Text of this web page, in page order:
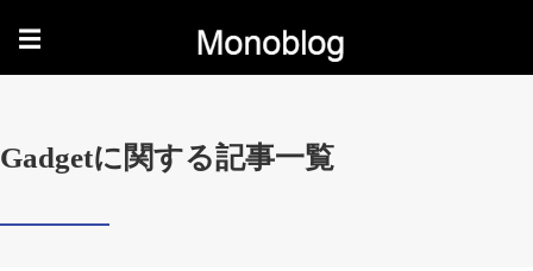
☰
Gadgetに関する記事一覧